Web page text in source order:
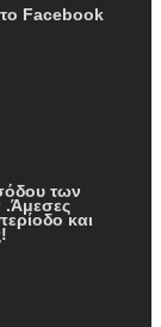
Facebook
των
και